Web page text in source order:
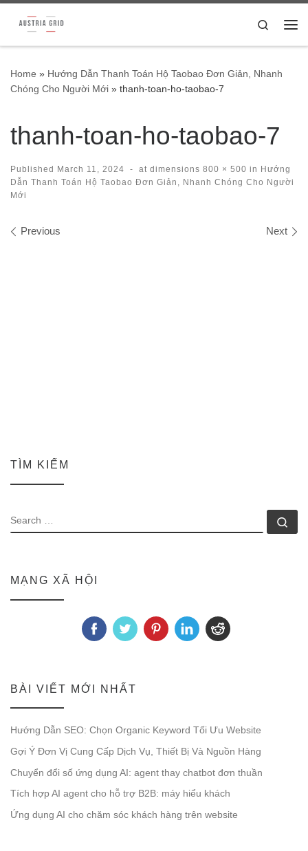
Skip to content
Search
Home » Hướng Dẫn Thanh Toán Hộ Taobao Đơn Giản, Nhanh
Chóng Cho Người Mới » thanh-toan-ho-taobao-7
thanh-toan-ho-taobao-7
Published March 11, 2024 - at dimensions 800 × 500 in Hướng
Dẫn Thanh Toán Hộ Taobao Đơn Giản, Nhanh Chóng Cho Người
Mới
Images navigation
Previous Next
TÌM KIẾM
SEARCH
MẠNG XÃ HỘI
BÀI VIẾT MỚI NHẤT
Hướng Dẫn SEO: Chọn Organic Keyword Tối Ưu Website
Gợi Ý Đơn Vị Cung Cấp Dịch Vụ, Thiết Bị Và Nguồn Hàng
Chuyển đổi số ứng dụng AI: agent thay chatbot đơn thuần
Tích hợp AI agent cho hỗ trợ B2B: máy hiểu khách
Ứng dụng AI cho chăm sóc khách hàng trên website